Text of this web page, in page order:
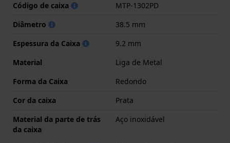
Código de caixa
MTP-1302PD
Diâmetro
38.5 mm
Espessura da Caixa
9.2 mm
Material
Liga de Metal
Forma da Caixa
Redondo
Cor da caixa
Prata
Material da parte de trás
da caixa
Aço inoxidável